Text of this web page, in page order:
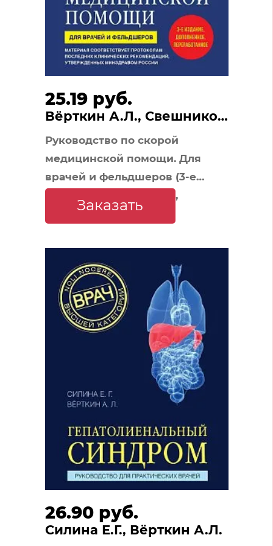
25.19 руб.
Вёрткин А.Л., Свешников
К.А.
Руководство по скорой
медицинской помощи. Для
врачей и фельдшеров (3-е
издание, дополненное,
переработанное)
Заказать
26.90 руб.
Силина Е.Г., Вёрткин А.Л.